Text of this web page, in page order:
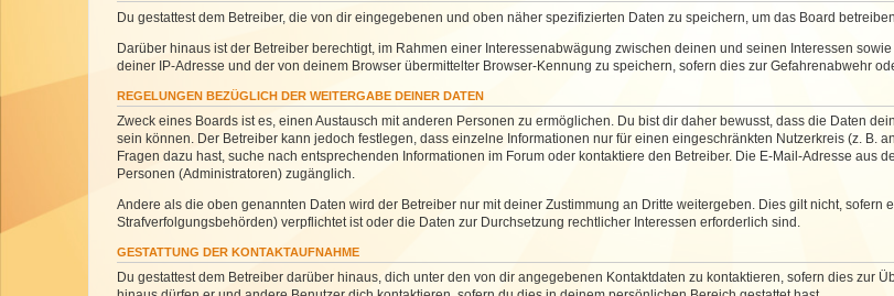
Du gestattest dem Betreiber, die von dir eingegebenen und oben näher spezifizierten Daten zu speichern, um das Board
Darüber hinaus ist der Betreiber berechtigt, im Rahmen einer Interessenabwägung zwischen deinen und seinen Interessen
deiner IP-Adresse und der von deinem Browser übermittelter Browser-Kennung zu speichern, sofern dies zur Gefahrenabwehr
REGELUNGEN BEZÜGLICH DER WEITERGABE DEINER DATEN
Zweck eines Boards ist es, einen Austausch mit anderen Personen zu ermöglichen. Du bist dir daher bewusst, dass die Daten
sein können. Der Betreiber kann jedoch festlegen, dass einzelne Informationen nur für einen eingeschränkten Nutzerkreis (z. B.
Fragen dazu hast, suche nach entsprechenden Informationen im Forum oder kontaktiere den Betreiber. Die E-Mail-Adresse aus
Personen (Administratoren) zugänglich.
Andere als die oben genannten Daten wird der Betreiber nur mit deiner Zustimmung an Dritte weitergeben. Dies gilt nicht,
Strafverfolgungsbehörden) verpflichtet ist oder die Daten zur Durchsetzung rechtlicher Interessen erforderlich sind.
GESTATTUNG DER KONTAKTAUFNAHME
Du gestattest dem Betreiber darüber hinaus, dich unter den von dir angegebenen Kontaktdaten zu kontaktieren, sofern dies zur